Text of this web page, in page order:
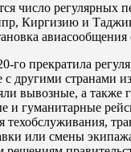
число регулярных
Киргизию и
авиасообщения
го прекратила
с другими странами
вывозные, а также
и гуманитарные
техобслуживания,
или смены